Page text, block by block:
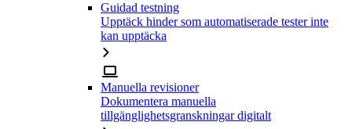
Guidad testning
Upptäck hinder som automatiserade tester inte
kan upptäcka
Manuella revisioner
Dokumentera manuella
tillgänglighetsgranskningar digitalt